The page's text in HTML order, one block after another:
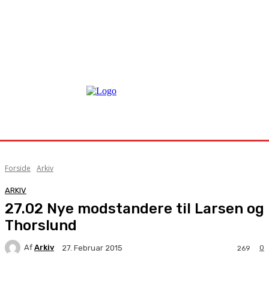
Forside Arkiv
ARKIV
27.02 Nye modstandere til Larsen og
Thorslund
Af Arkiv 27. Februar 2015 0
269